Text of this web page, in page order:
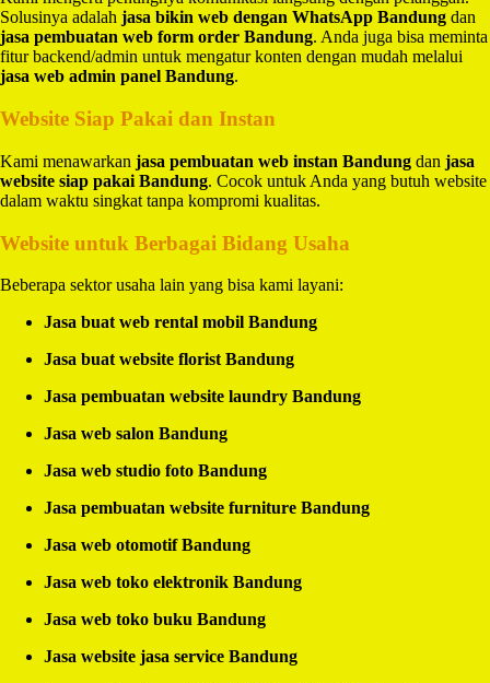
Solusinya adalah jasa bikin web dengan WhatsApp Bandung dan
jasa pembuatan web form order Bandung. Anda juga bisa meminta
fitur backend/admin untuk mengatur konten dengan mudah melalui
jasa web admin panel Bandung.
Website Siap Pakai dan Instan
Kami menawarkan jasa pembuatan web instan Bandung dan jasa
website siap pakai Bandung. Cocok untuk Anda yang butuh website
dalam waktu singkat tanpa kompromi kualitas.
Website untuk Berbagai Bidang Usaha
Beberapa sektor usaha lain yang bisa kami layani:
Jasa buat web rental mobil Bandung
Jasa buat website florist Bandung
Jasa pembuatan website laundry Bandung
Jasa web salon Bandung
Jasa web studio foto Bandung
Jasa pembuatan website furniture Bandung
Jasa web otomotif Bandung
Jasa web toko elektronik Bandung
Jasa web toko buku Bandung
Jasa website jasa service Bandung